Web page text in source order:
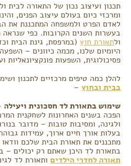
תכנון ועיצוב נכון של התאורה לבית
ומרכזי כיום בעולם עיצוב הפנים,
לאדם הפרט ולמשפחה המתכננת את
בעשרות השנים הקרובות. כפי
ולתאורת חוץ(במרפסת, גינת הבית
היומיום שלנו, מכמה כיוונים –
פסיכולוגית, השפעות פונקציונאליות
להלן כמה טיפים מרכזיים לתכנון
בבית ובחוץ –
שימוש בתאורת לד חסכונית ויעילה
הפכה בשנים האחרונות לשחקנית
ולגינה, ומסיבות טובות – מדובר
בעלות אורך חיים ארוך, עמידות
מתכננים את תאורת הבית שלכם
בתאורת לד היכן שאתם רק יכולים –
תאורה לחדרי הילדיםותאורת לד